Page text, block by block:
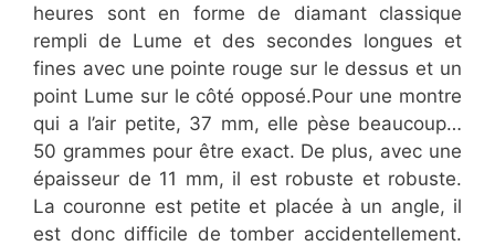
heures sont en forme de diamant classique
rempli de Lume et des secondes longues et
fines avec une pointe rouge sur le dessus et un
point Lume sur le côté opposé.Pour une montre
qui a l’air petite, 37 mm, elle pèse beaucoup…
50 grammes pour être exact. De plus, avec une
épaisseur de 11 mm, il est robuste et robuste.
La couronne est petite et placée à un angle, il
est donc difficile de tomber accidentellement.